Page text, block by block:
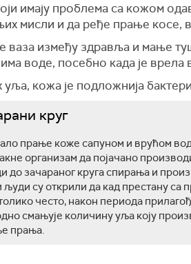
имају проблема са кожом
мисли и да ређе прање косе,
ваза између здравља и мање
воде, посебно када је врела
уља, кожа је подложнија
круг
прање коже сапуном и врућом
организам да појачано
до зачараног круга спирања и
људи су открили да кад престану са
често, након периода
смањује количину уља коју
прања.